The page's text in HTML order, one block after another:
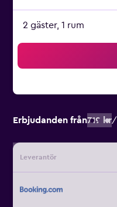
2 gäster, 1 rum
Erbjudanden från719 kr/
Leverantör